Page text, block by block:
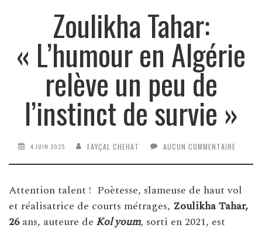
Zoulikha Tahar:
« L’humour en Algérie
relève un peu de
l’instinct de survie »
4 JUIN 2025 FAYÇAL CHEHAT AUCUN COMMENTAIRE
Attention talent ! Poètesse, slameuse de haut vol
et réalisatrice de courts métrages, Zoulikha Tahar,
26ans, auteure de Kol youm, sorti en 2021, est